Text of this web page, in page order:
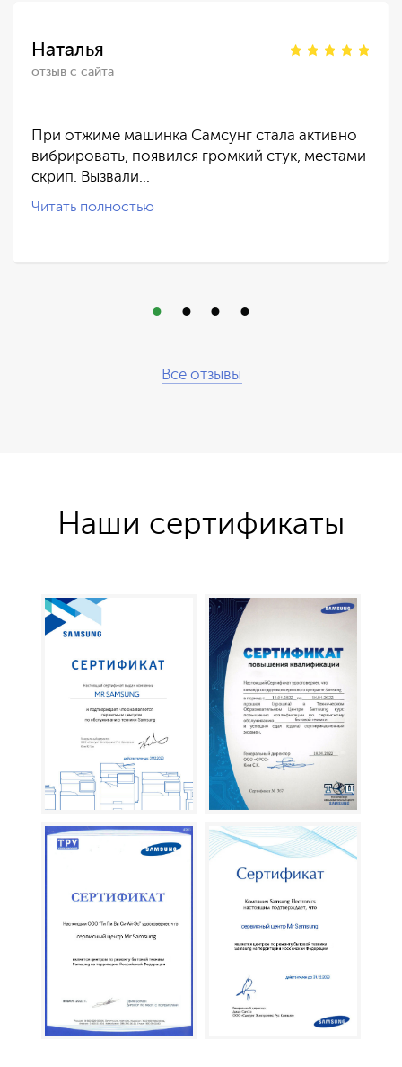
Наталья
отзыв с сайта
При отжиме машинка Самсунг стала активно
вибрировать, появился громкий стук, местами
скрип. Вызвали…
Читать полностью
Все отзывы
Наши сертификаты